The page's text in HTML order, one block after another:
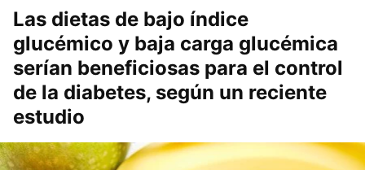
Las dietas de bajo índice
glucémico y baja carga glucémica
serían beneficiosas para el control
de la diabetes, según un reciente
estudio